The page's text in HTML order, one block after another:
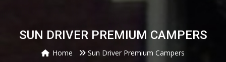
SUN DRIVER PREMIUM CAMPERS
Home Sun Driver Premium Campers